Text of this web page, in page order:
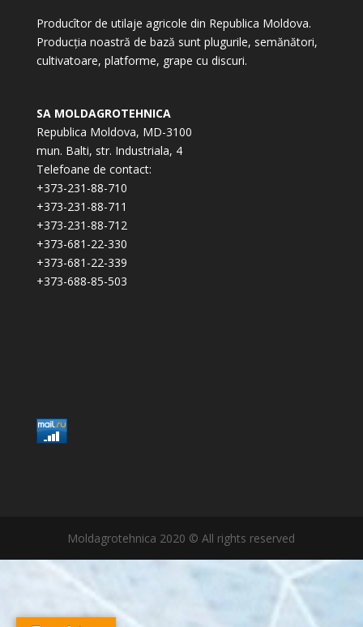
Producîtor de utilaje agricole din Republica Moldova.
Producția noastră de bază sunt plugurile, semănători,
cultivatoare, platforme, grape cu discuri.
SA MOLDAGROTEHNICA
Republica Moldova, MD-3100
mun. Balti, str. Industriala, 4
Telefoane de contact:
+373-231-88-710
+373-231-88-711
+373-231-88-712
+373-681-22-330
+373-681-22-339
+373-688-85-503
Moldagrotehnica 2020 © All rights reserved